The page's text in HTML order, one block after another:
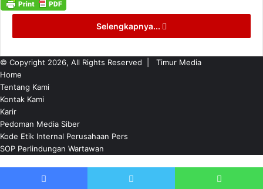
Selengkapnya...
© Copyright 2026, All Rights Reserved |
Timur Media
Home
Tentang Kami
Kontak Kami
Karir
Pedoman Media Siber
Kode Etik Internal Perusahaan Pers
SOP Perlindungan Wartawan